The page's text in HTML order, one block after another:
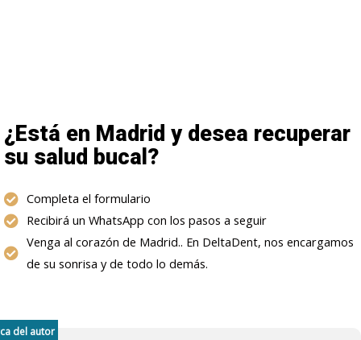
¿Está en Madrid y desea recuperar
su salud bucal?
Completa el formulario
Recibirá un WhatsApp con los pasos a seguir
Venga al corazón de Madrid.. En DeltaDent, nos encargamos
de su sonrisa y de todo lo demás.
del autor